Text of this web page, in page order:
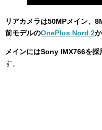
リアカメラは50MPメイン、
前モデルのOnePlus Nord 2
メインにはSony IMX766を
す。